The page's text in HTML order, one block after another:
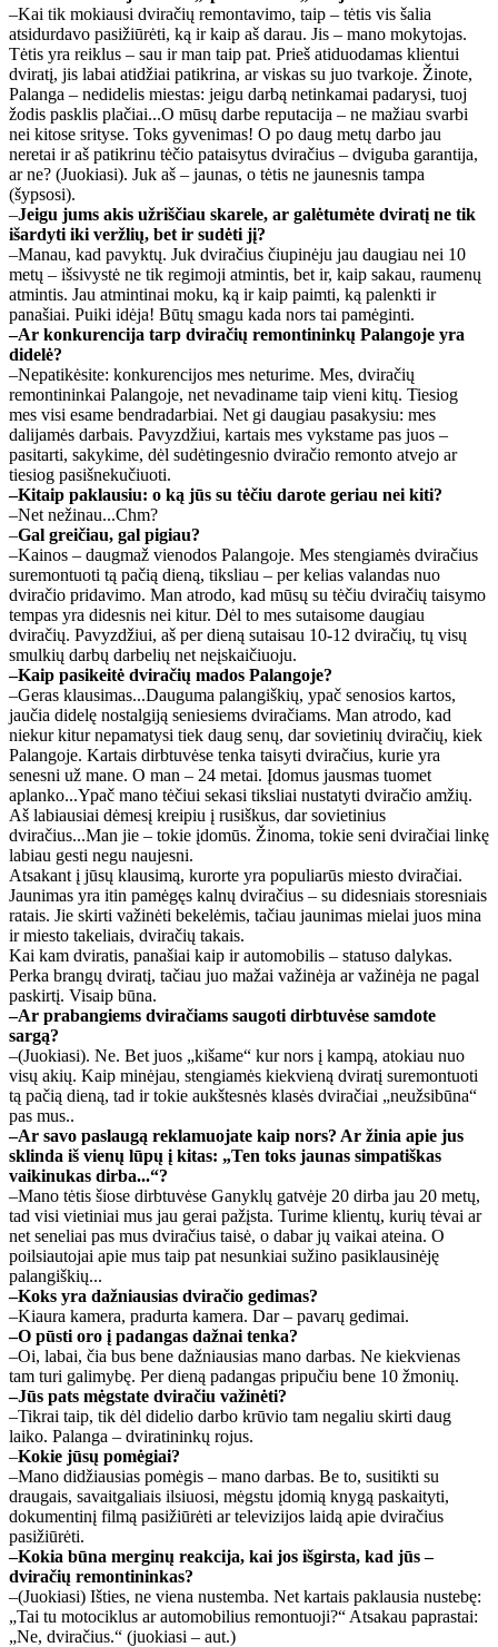
–Kai tik mokiausi dviračių remontavimo, taip – tėtis vis šalia
atsidurdavo pasižiūrėti, ką ir kaip aš darau. Jis – mano mokytojas.
Tėtis yra reiklus – sau ir man taip pat. Prieš atiduodamas klientui
dviratį, jis labai atidžiai patikrina, ar viskas su juo tvarkoje. Žinote,
Palanga – nedidelis miestas: jeigu darbą netinkamai padarysi, tuoj
žodis pasklis plačiai...O mūsų darbe reputacija – ne mažiau svarbi
nei kitose srityse. Toks gyvenimas! O po daug metų darbo jau
neretai ir aš patikrinu tėčio pataisytus dviračius – dviguba garantija,
ar ne? (Juokiasi). Juk aš – jaunas, o tėtis ne jaunesnis tampa
(šypsosi).
–Jeigu jums akis užriščiau skarele, ar galėtumėte dviratį ne tik
išardyti iki veržlių, bet ir sudėti jį?
–Manau, kad pavyktų. Juk dviračius čiupinėju jau daugiau nei 10
metų – išsivystė ne tik regimoji atmintis, bet ir, kaip sakau, raumenų
atmintis. Jau atmintinai moku, ką ir kaip paimti, ką palenkti ir
panašiai. Puiki idėja! Būtų smagu kada nors tai pamėginti.
–Ar konkurencija tarp dviračių remontininkų Palangoje yra
didelė?
–Nepatikėsite: konkurencijos mes neturime. Mes, dviračių
remontininkai Palangoje, net nevadiname taip vieni kitų. Tiesiog
mes visi esame bendradarbiai. Net gi daugiau pasakysiu: mes
dalijamės darbais. Pavyzdžiui, kartais mes vykstame pas juos –
pasitarti, sakykime, dėl sudėtingesnio dviračio remonto atvejo ar
tiesiog pasišnekučiuoti.
–Kitaip paklausiu: o ką jūs su tėčiu darote geriau nei kiti?
–Net nežinau...Chm?
–Gal greičiau, gal pigiau?
–Kainos – daugmaž vienodos Palangoje. Mes stengiamės dviračius
suremontuoti tą pačią dieną, tiksliau – per kelias valandas nuo
dviračio pridavimo. Man atrodo, kad mūsų su tėčiu dviračių taisymo
tempas yra didesnis nei kitur. Dėl to mes sutaisome daugiau
dviračių. Pavyzdžiui, aš per dieną sutaisau 10-12 dviračių, tų visų
smulkių darbų darbelių net neįskaičiuoju.
–Kaip pasikeitė dviračių mados Palangoje?
–Geras klausimas...Dauguma palangiškių, ypač senosios kartos,
jaučia didelę nostalgiją seniesiems dviračiams. Man atrodo, kad
niekur kitur nepamatysi tiek daug senų, dar sovietinių dviračių, kiek
Palangoje. Kartais dirbtuvėse tenka taisyti dviračius, kurie yra
senesni už mane. O man – 24 metai. Įdomus jausmas tuomet
aplanko...Ypač mano tėčiui sekasi tiksliai nustatyti dviračio amžių.
Aš labiausiai dėmesį kreipiu į rusiškus, dar sovietinius
dviračius...Man jie – tokie įdomūs. Žinoma, tokie seni dviračiai linkę
labiau gesti negu naujesni.
Atsakant į jūsų klausimą, kurorte yra populiarūs miesto dviračiai.
Jaunimas yra itin pamėgęs kalnų dviračius – su didesniais storesniais
ratais. Jie skirti važinėti bekelėmis, tačiau jaunimas mielai juos mina
ir miesto takeliais, dviračių takais.
Kai kam dviratis, panašiai kaip ir automobilis – statuso dalykas.
Perka brangų dviratį, tačiau juo mažai važinėja ar važinėja ne pagal
paskirtį. Visaip būna.
–Ar prabangiems dviračiams saugoti dirbtuvėse samdote
sargą?
–(Juokiasi). Ne. Bet juos „kišame“ kur nors į kampą, atokiau nuo
visų akių. Kaip minėjau, stengiamės kiekvieną dviratį suremontuoti
tą pačią dieną, tad ir tokie aukštesnės klasės dviračiai „neužsibūna“
pas mus..
–Ar savo paslaugą reklamuojate kaip nors? Ar žinia apie jus
sklinda iš vienų lūpų į kitas: „Ten toks jaunas simpatiškas
vaikinukas dirba...“?
–Mano tėtis šiose dirbtuvėse Ganyklų gatvėje 20 dirba jau 20 metų,
tad visi vietiniai mus jau gerai pažįsta. Turime klientų, kurių tėvai ar
net seneliai pas mus dviračius taisė, o dabar jų vaikai ateina. O
poilsiautojai apie mus taip pat nesunkiai sužino pasiklausinėję
palangiškių...
–Koks yra dažniausias dviračio gedimas?
–Kiaura kamera, pradurta kamera. Dar – pavarų gedimai.
–O pūsti oro į padangas dažnai tenka?
–Oi, labai, čia bus bene dažniausias mano darbas. Ne kiekvienas
tam turi galimybę. Per dieną padangas pripučiu bene 10 žmonių.
–Jūs pats mėgstate dviračiu važinėti?
–Tikrai taip, tik dėl didelio darbo krūvio tam negaliu skirti daug
laiko. Palanga – dviratininkų rojus.
–Kokie jūsų pomėgiai?
–Mano didžiausias pomėgis – mano darbas. Be to, susitikti su
draugais, savaitgaliais ilsiuosi, mėgstu įdomią knygą paskaityti,
dokumentinį filmą pasižiūrėti ar televizijos laidą apie dviračius
pasižiūrėti.
–Kokia būna merginų reakcija, kai jos išgirsta, kad jūs –
dviračių remontininkas?
–(Juokiasi) Išties, ne viena nustemba. Net kartais paklausia nustebę:
„Tai tu motociklus ar automobilius remontuoji?“ Atsakau paprastai:
„Ne, dviračius.“ (juokiasi – aut.)